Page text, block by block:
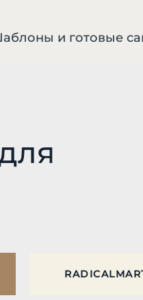
и готовые